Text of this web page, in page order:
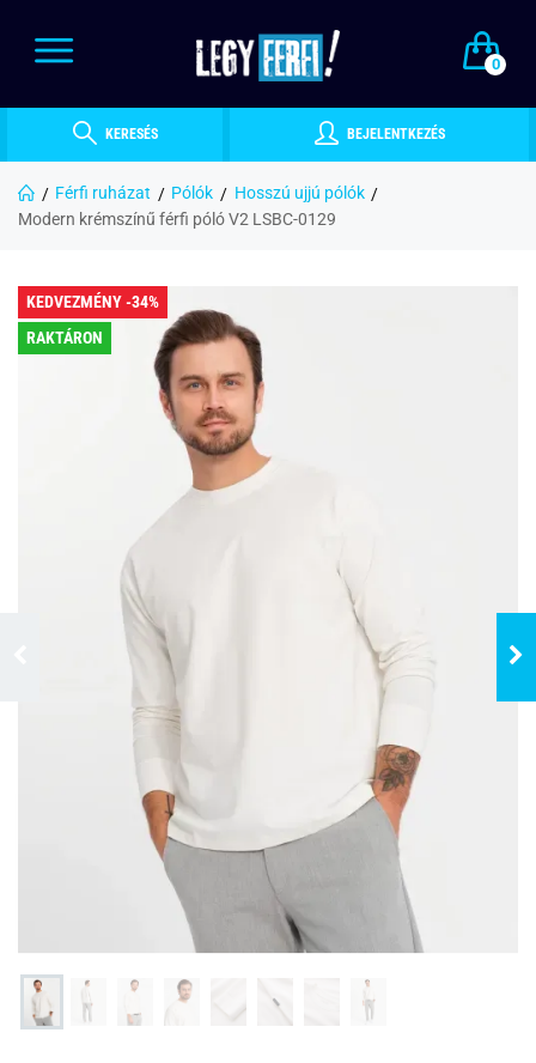
0
KERESÉS BEJELENTKEZÉS
Férfi ruházat Pólók
Hosszú ujjú pólók
Modern krémszínű férfi póló V2 LSBC-0129
KEDVEZMÉNY -34%
RAKTÁRON